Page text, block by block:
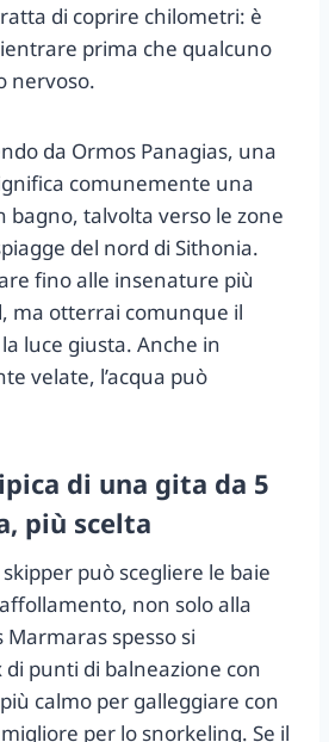
di coprire chilometri: è
prima che qualcuno
nervoso.
da Ormos Panagias, una
comunemente una
bagno, talvolta verso le zone
del nord di Sithonia.
fino alle insenature più
ma otterrai comunque il
luce giusta. Anche in
velate, l’acqua può
di una gita da 5
più scelta
può scegliere le baie
non solo alla
Marmaras spesso si
punti di balneazione con
calmo per galleggiare con
per lo snorkeling. Se il